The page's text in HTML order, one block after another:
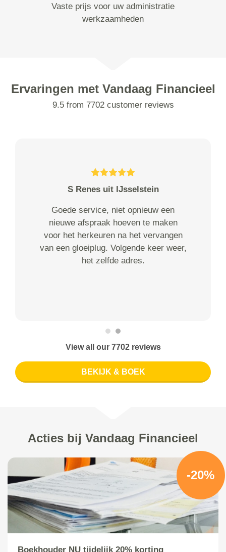
Vaste prijs voor uw administratie
werkzaamheden
Ervaringen met Vandaag Financieel
9.5 from 7702 customer reviews
S Renes uit IJsselstein
Goede service, niet opnieuw een
nieuwe afspraak hoeven te maken
voor het herkeuren na het vervangen
van een gloeiplug. Volgende keer weer,
het zelfde adres.
View all our 7702 reviews
BEKIJK & BOEK
Acties bij Vandaag Financieel
-20%
Boekhouder NU tijdelijk 20% korting